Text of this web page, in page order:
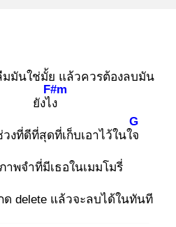
มมันใช่มั้ย แล้วควรต้องลบมัน
ยังไง
F#m
งที่ดีที่สุดที่เก็บเอาไว้ในใจ
G
าพจำที่มีเธอในเมมโมรี่
ด delete แล้วจะลบได้ในทันที